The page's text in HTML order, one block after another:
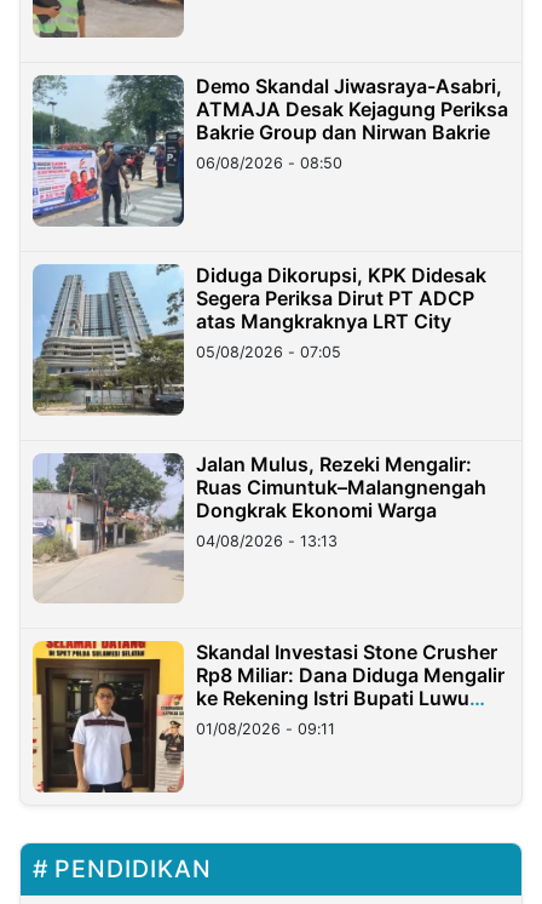
Demo Skandal Jiwasraya-Asabri,
ATMAJA Desak Kejagung Periksa
Bakrie Group dan Nirwan Bakrie
06/08/2026 - 08:50
Diduga Dikorupsi, KPK Didesak
Segera Periksa Dirut PT ADCP
atas Mangkraknya LRT City
05/08/2026 - 07:05
Jalan Mulus, Rezeki Mengalir:
Ruas Cimuntuk–Malangnengah
Dongkrak Ekonomi Warga
04/08/2026 - 13:13
Skandal Investasi Stone Crusher
Rp8 Miliar: Dana Diduga Mengalir
ke Rekening Istri Bupati Luwu
Timur
01/08/2026 - 09:11
PENDIDIKAN